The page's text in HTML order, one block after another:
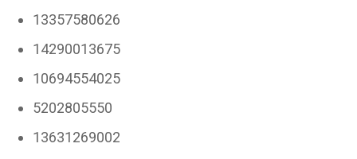
13357580626
14290013675
10694554025
5202805550
13631269002